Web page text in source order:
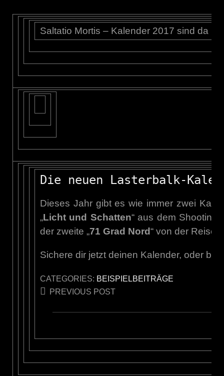
Saltatio Mortis – Kalender 2017 sind da
Die neuen Lasterbalk-
Dieses Jahr gibt es wie immer zwei
„Licht und Schatten“ aus dem Shooting
der zweite „71 Grad Nord“ von der Reise
Sichere dir jetzt deinen Kalender, oder
CATEGORIES: BEISPIELBEITRÄGE
Post
navigation
PREVIOUS POST